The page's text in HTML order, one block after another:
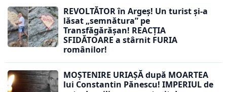
REVOLTĂTOR în Argeș! Un turist și-a
lăsat „semnătura” pe
Transfăgărășan! REACȚIA
SFIDĂTOARE a stârnit FURIA
românilor!
MOȘTENIRE URIAȘĂ după MOARTEA
lui Constantin Pănescu! IMPERIUL de